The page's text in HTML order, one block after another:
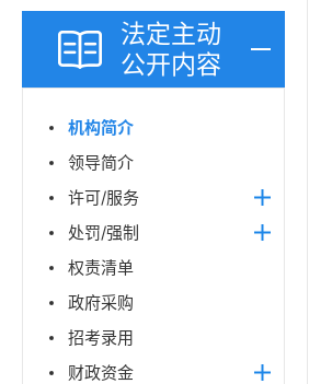
法定主动
公开内容
机构简介
领导简介
许可/服务
处罚/强制
权责清单
政府采购
招考录用
财政资金